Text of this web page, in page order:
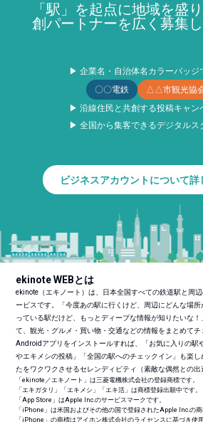
「駅」を起点に地域を盛
創パートナーを広く募集し
▶ 企業名・自治体名カラーバッジ
〇〇電鉄
△△市観光協
▶ 沿線住民と共創する投稿キャン
▶ 全国から集客できるデジタルス
ビジネスアカウントについて詳
ekinote WEBとは
ekinote（エキノート）は、日本全国すべての鉄道駅と周
ービスです。「今度あの駅に行くけど、周辺にどんな場
っている駅だけど、もっとディープな情報が知りたいな
て、観光・グルメ・買い物・交通などの情報をまとめて
Androidアプリをインストールすれば、「お気に入りの駅
やエキメシの投稿」「全国の駅へのチェックイン」も楽
たをワクワクさせるセレンディピティ（素敵な偶然との出
「ekinote／エキノート」は三菱電機株式会社の登録商標です。
「エキガタリ」「エキメシ」「エキ活」は商標登録出願中です。
「App Store」はApple Inc.のサービスマークです。
「iPhone」は米国およびその他の国で登録されたApple Inc.の商
「iPhone」の商標はアイホン株式会社のライセンスに基づき使